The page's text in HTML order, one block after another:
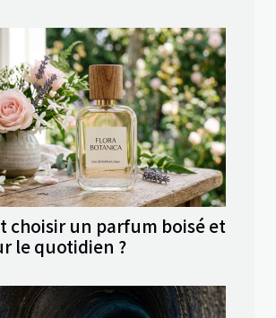
choisir un parfum boisé et
le quotidien ?